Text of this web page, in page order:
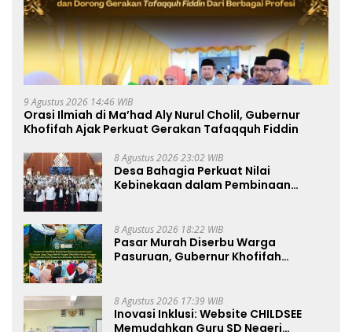
9 Agustus 2026 14:46 WIB
Orasi Ilmiah di Ma’had Aly Nurul Cholil, Gubernur
Khofifah Ajak Perkuat Gerakan Tafaqquh Fiddin
8 Agustus 2026 23:02 WIB
Desa Bahagia Perkuat Nilai
Kebinekaan dalam Pembinaan
8 Agustus 2026 18:22 WIB
Pasar Murah Diserbu Warga
Pasuruan, Gubernur Khofifah
8 Agustus 2026 17:39 WIB
Inovasi Inklusi: Website CHILDSEE
Memudahkan Guru SD Negeri